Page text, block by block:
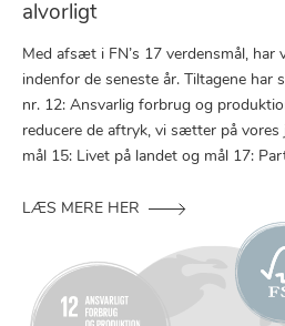
alvorligt
Med afsæt i FN’s 17 verdensmål,
indenfor de seneste år. Tiltagene
nr. 12: Ansvarlig forbrug og
reducere de aftryk, vi sætter på vores
mål 15: Livet på landet og mål 17:
LÆS MERE HER